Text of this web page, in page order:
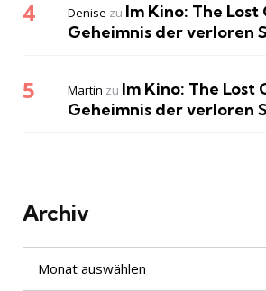
Denise zu Im Kino: The Lost
Geheimnis der verloren
Martin zu Im Kino: The Lost
Geheimnis der verloren
Archiv